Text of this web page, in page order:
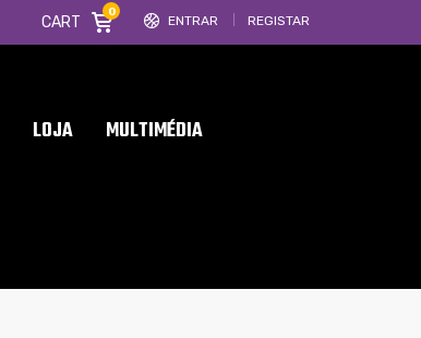
ENTRAR REGISTAR
CART
0
LOJA MULTIMÉDIA